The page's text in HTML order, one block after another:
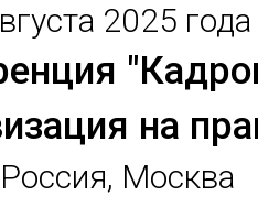
2025 года
на
Россия, Москва